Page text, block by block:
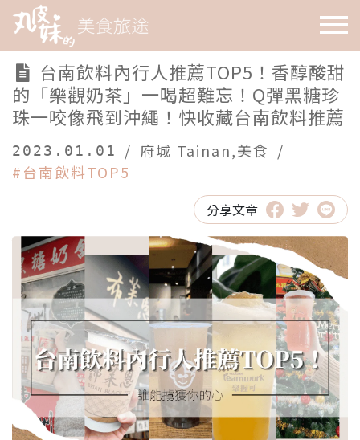
台南飲料內行人推薦TOP5！香醇酸甜
的「樂觀奶茶」一喝超難忘！Q彈黑糖珍
珠一咬像飛到沖繩！快收藏台南飲料推薦
2023.01.01 / 府城 Tainan,美食 /
#台南飲料TOP5
分享文章